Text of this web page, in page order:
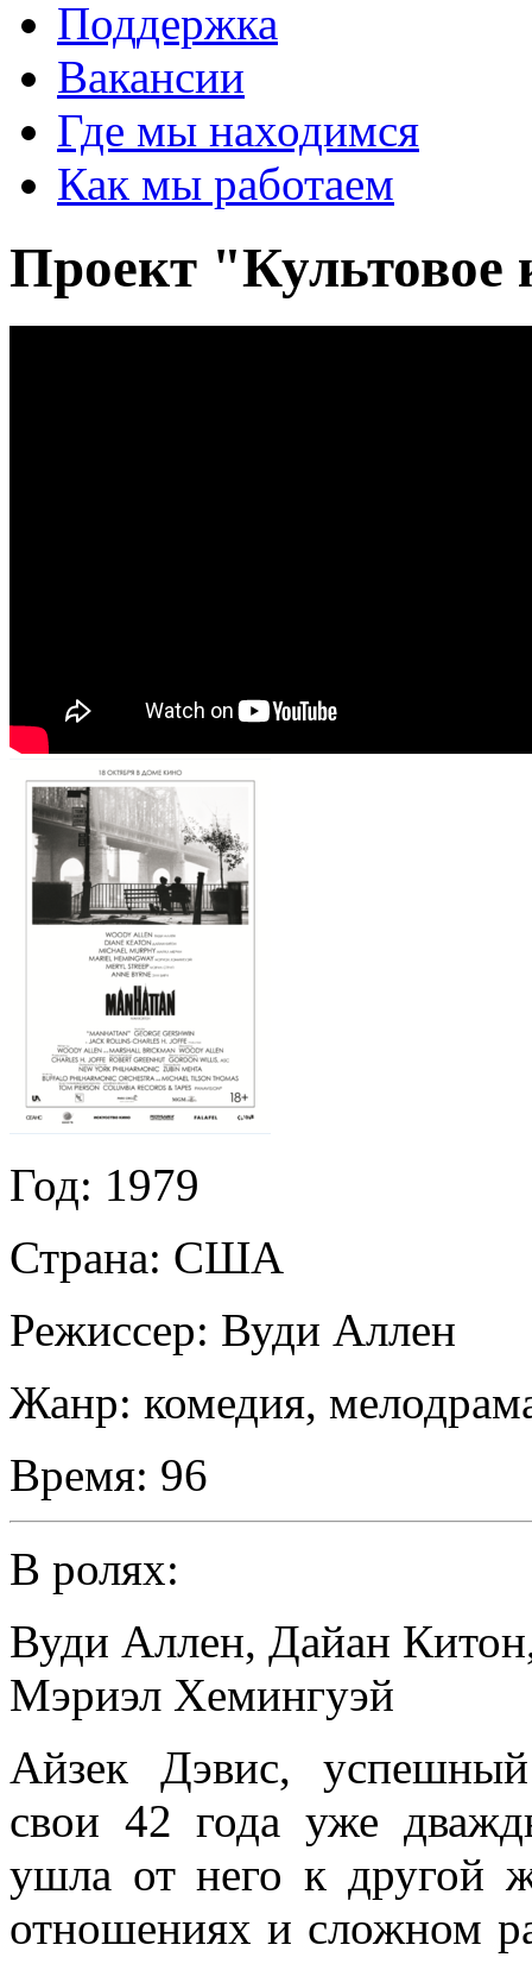
Поддержка
Вакансии
Где мы находимся
Как мы работаем
Проект
Год: 1979
Страна: США
Режиссер: Вуди Аллен
Жанр: комедия,
Время: 96
В ролях:
Вуди Аллен, Дайан Китон
Мэриэл Хемингуэй
Айзек Дэвис,
свои 42 года уже
ушла от него к другой
отношениях и сложном